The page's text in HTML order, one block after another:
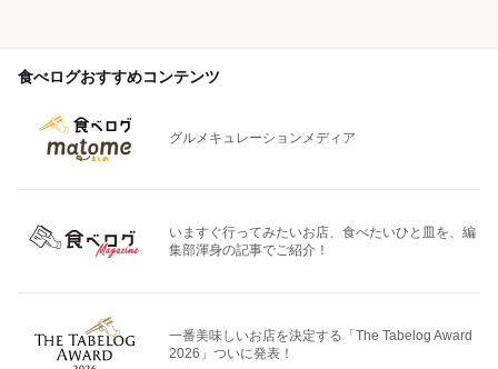
食べログおすすめコンテンツ
グルメキュレーションメディア
いますぐ行ってみたいお店、食べたいひと皿を、編
集部渾身の記事でご紹介！
一番美味しいお店を決定する「The Tabelog Award
2026」ついに発表！